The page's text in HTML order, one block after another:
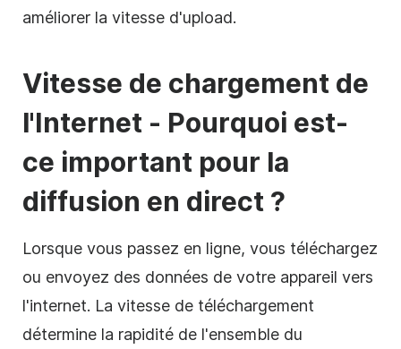
améliorer la vitesse d'upload.
Vitesse de chargement de
l'Internet - Pourquoi est-
ce important pour la
diffusion en direct ?
Lorsque vous passez en ligne, vous téléchargez
ou envoyez des données de votre appareil vers
l'internet. La vitesse de téléchargement
détermine la rapidité de l'ensemble du